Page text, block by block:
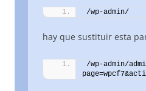
/wp-admin/
hay que sustituir esta
/wp-admin/